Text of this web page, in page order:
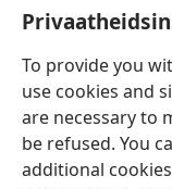
To provide you
use cookies and
are necessary to
be refused. You
additional
oop)
Wagtoring –
(maak
venster
oop)
JW Hub
(maak
nuwe
venster
oop)
JW Library
Watchtower